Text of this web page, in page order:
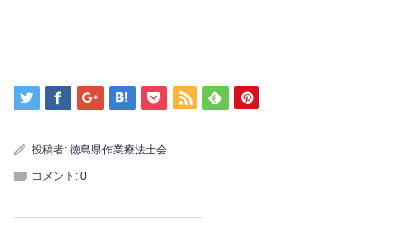
投稿者: 徳島県作業療法士会
コメント: 0